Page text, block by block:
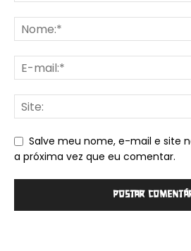
Salve meu nome, e-mail e site
a próxima vez que eu comentar.